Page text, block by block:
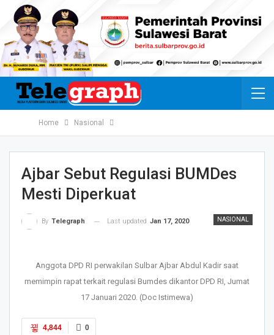
Home Nasional
Ajbar Sebut Regulasi BUMDes
Mesti Diperkuat
NASIONAL
By Telegraph Last updated Jan 17, 2020
Anggota DPD RI perwakilan Sulbar Ajbar Abdul Kadir saat
memimpin rapat terkait regulasi Bumdes dikantor DPD RI, Jumat
17 Januari 2020. (Doc Istimewa)
0
4,844